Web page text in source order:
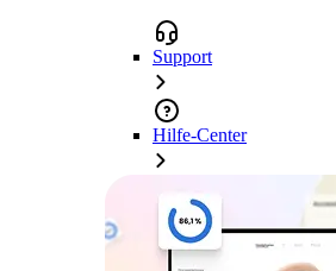
Support
Hilfe-Center